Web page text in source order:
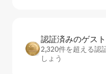
認証済みのゲ⁠ス⁠
2,320件を超える認
しょう